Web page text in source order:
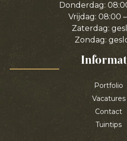
Donderdag:
Vrijdag: 08:00
Zaterdag:
Zondag:
Portfolio
Vacatures
Contact
Tuintips